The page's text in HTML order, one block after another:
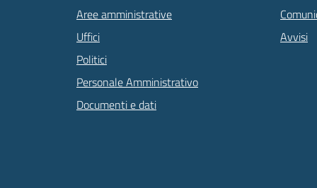
Aree amministrative
Uffici
Politici
Personale Amministrativo
Documenti e dati
Avvisi